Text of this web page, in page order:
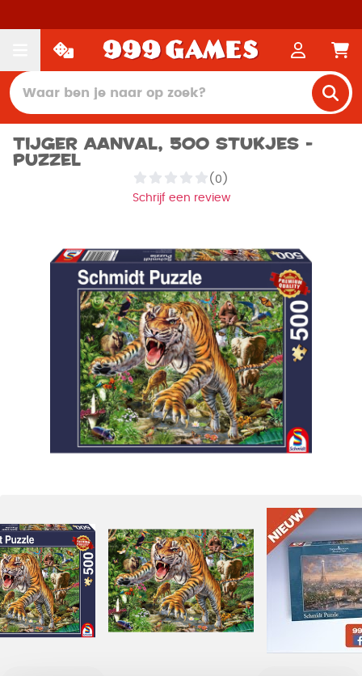
Tijger Aanval, 500 stukjes -
Puzzel
(0)
Schrijf een review